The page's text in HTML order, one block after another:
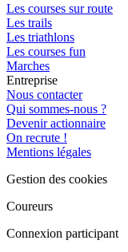
Les courses sur route
Les trails
Les triathlons
Les courses fun
Marches
Entreprise
Nous contacter
Qui sommes-nous ?
Devenir actionnaire
On recrute !
Mentions légales
Gestion des cookies
Coureurs
Connexion participant